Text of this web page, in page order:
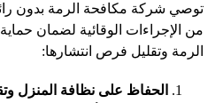
توصي شركة مكافحة الرمة بدون
من الإجراءات الوقائية لضمان
الرمة وتقليل فرص انتشارها:
الحفاظ على نظافة المنزل